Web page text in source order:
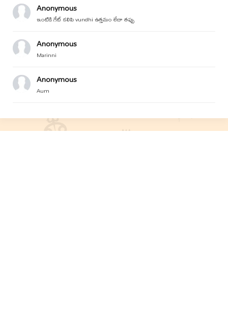
Anonymous
ఇంటికి గేట్ కలిపి vundhi ఉత్తమం లేదా తప్పు
Anonymous
Marinni
Anonymous
Aum